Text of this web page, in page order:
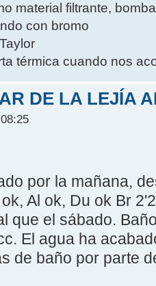
material filtrante,
con bromo
térmica cuando nos
DE LA LEJÍA
por la mañana,
Al ok, Du ok Br
que el sábado.
El agua ha
de baño por parte